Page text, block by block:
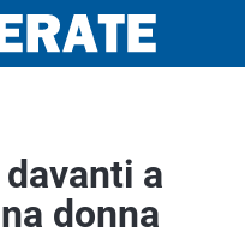
a
donna